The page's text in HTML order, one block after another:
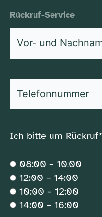
Rückruf-Service
und
Nachname*
Ich bitte um Rückruf*
08:00 – 10:00
12:00 – 14:00
10:00 – 12:00
14:00 – 16:00